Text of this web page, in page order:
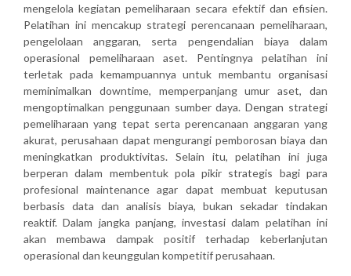
mengelola kegiatan pemeliharaan secara efektif dan efisien.
Pelatihan ini mencakup strategi perencanaan pemeliharaan,
pengelolaan anggaran, serta pengendalian biaya dalam
operasional pemeliharaan aset. Pentingnya pelatihan ini
terletak pada kemampuannya untuk membantu organisasi
meminimalkan downtime, memperpanjang umur aset, dan
mengoptimalkan penggunaan sumber daya. Dengan strategi
pemeliharaan yang tepat serta perencanaan anggaran yang
akurat, perusahaan dapat mengurangi pemborosan biaya dan
meningkatkan produktivitas. Selain itu, pelatihan ini juga
berperan dalam membentuk pola pikir strategis bagi para
profesional maintenance agar dapat membuat keputusan
berbasis data dan analisis biaya, bukan sekadar tindakan
reaktif. Dalam jangka panjang, investasi dalam pelatihan ini
akan membawa dampak positif terhadap keberlanjutan
operasional dan keunggulan kompetitif perusahaan.